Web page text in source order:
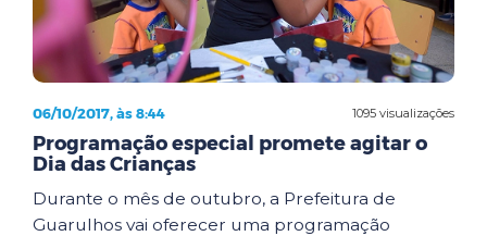
1095 visualizações
06/10/2017, às 8:44
Programação especial promete agitar o
Dia das Crianças
Durante o mês de outubro, a Prefeitura de
Guarulhos vai oferecer uma programação